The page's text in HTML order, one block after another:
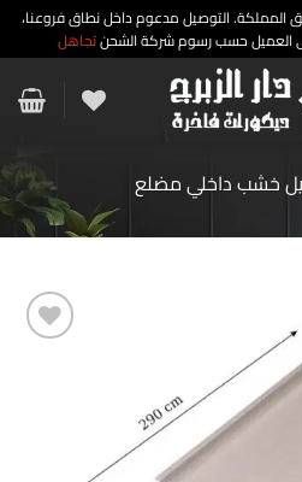
التوصيل مدعوم داخل نطاق فروعنا،
العميل حسب رسوم شركة الشحنتجاهل
خشب داخلي مضلع